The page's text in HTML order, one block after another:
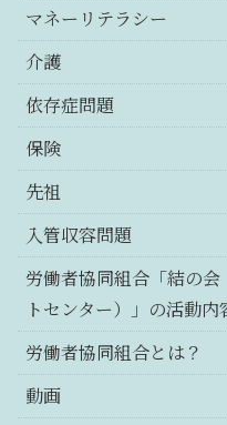
マネーリテラシー
介護
依存症問題
保険
先祖
入管収容問題
労働者協同組合「結の
トセンター）」の活動内
労働者協同組合とは？
動画